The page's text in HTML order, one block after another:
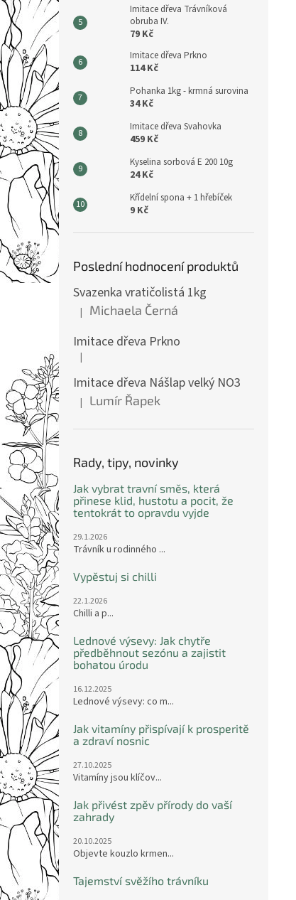
Imitace dřeva Trávníková
obruba IV.
79 Kč
Imitace dřeva Prkno
114 Kč
Pohanka 1kg - krmná surovina
34 Kč
Imitace dřeva Svahovka
459 Kč
Kyselina sorbová E 200 10g
24 Kč
Křídelní spona + 1 hřebíček
9 Kč
Poslední hodnocení produktů
Svazenka vratičolistá 1kg
Hodnocení produktu je 5 z 5 hvězdiček.
| Michaela Černá
Imitace dřeva Prkno
Hodnocení produktu je 5 z 5 hvězdiček.
|
Imitace dřeva Nášlap velký NO3
Hodnocení produktu je 5 z 5 hvězdiček.
| Lumír Řapek
Rady, tipy, novinky
Jak vybrat travní směs, která
přinese klid, hustotu a pocit, že
tentokrát to opravdu vyjde
29.1.2026
Trávník u rodinného ...
Vypěstuj si chilli
22.1.2026
Chilli a p...
Lednové výsevy: Jak chytře
předběhnout sezónu a zajistit
bohatou úrodu
16.12.2025
Lednové výsevy: co m...
Jak vitamíny přispívají k prosperitě
a zdraví nosnic
27.10.2025
Vitamíny jsou klíčov...
Jak přivést zpěv přírody do vaší
zahrady
20.10.2025
Objevte kouzlo krmen...
Tajemství svěžího trávníku